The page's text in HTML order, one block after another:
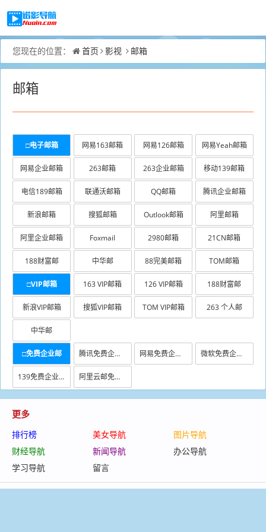
您现在的位置： 首页 影视 邮箱
邮箱
□电子邮箱 网易163邮箱 网易126邮箱 网易Yeah邮箱
网易企业邮箱 263邮箱 263企业邮箱 移动139邮箱
电信189邮箱 联通沃邮箱 QQ邮箱 腾讯企业邮箱
新浪邮箱 搜狐邮箱 Outlook邮箱 阿里邮箱
阿里企业邮箱 Foxmail 2980邮箱 21CN邮箱
188财富邮 中华邮 88完美邮箱 TOM邮箱
□VIP邮箱 163 VIP邮箱 126 VIP邮箱 188财富邮
新浪VIP邮箱 搜狐VIP邮箱 TOM VIP邮箱 263 个人邮
中华邮
□免费企业邮 腾讯免费企业邮 网易免费企业邮 微软免费企业邮
139免费企业邮 阿里云邮免费版
更多
排行榜 美女导航
图片导航
财经导航
新闻导航
办公导航
学习导航
留言